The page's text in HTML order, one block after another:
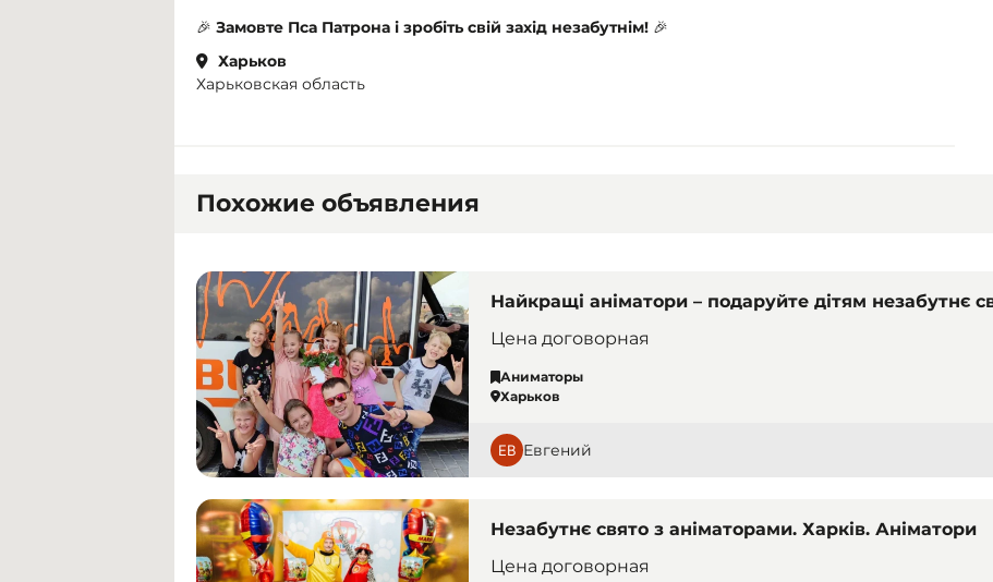
🎉 Замовте Пса Патрона і зробіть свій захід незабутнім! 🎉
Харьков
Харьковская область
Похожие объявления
Найкращі аніматори – подаруйте дітям незабутнє
Цена договорная
Аниматоры
Харьков
Евгений
Незабутнє свято з аніматорами. Харків. Аніматори
Цена договорная